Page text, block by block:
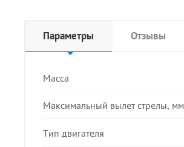
Параметры Отзывы
Масса
Максимальный вылет стрелы, мм
Тип двигателя